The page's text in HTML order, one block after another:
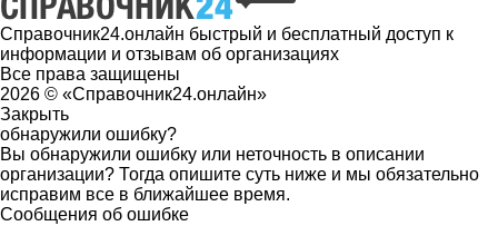
Справочник24.онлайн быстрый и бесплатный доступ к
информации и отзывам об организациях
Все права защищены
2026 © «Справочник24.онлайн»
Закрыть
обнаружили ошибку?
Вы обнаружили ошибку или неточность в описании
организации? Тогда опишите суть ниже и мы обязательно
исправим все в ближайшее время.
Сообщения об ошибке